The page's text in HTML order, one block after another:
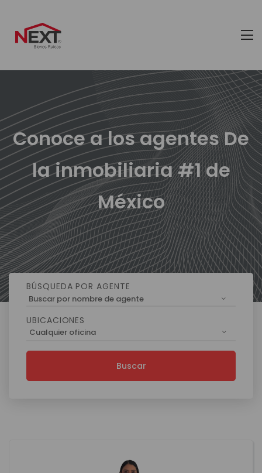
Conoce a los agentes De
la inmobiliaria #1 de
México
BÚSQUEDA POR AGENTE
Buscar por nombre de agente
UBICACIONES
Cualquier oficina
Buscar